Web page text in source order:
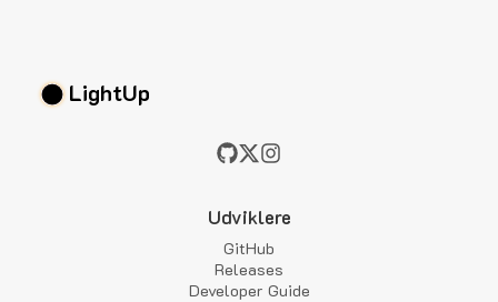
LightUp
Udviklere
GitHub
Releases
Developer Guide